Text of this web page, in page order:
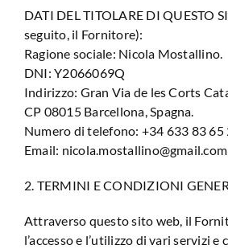
DATI DEL TITOLARE DI QUESTO
seguito, il Fornitore):
Ragione sociale: Nicola Mostallino.
DNI: Y2066069Q
Indirizzo: Gran Via de les Corts
CP 08015 Barcellona, ​​​​Spagna.
Numero di telefono: +34 633 83 65
Email: nicola.mostallino@gmail.com
2. TERMINI E CONDIZIONI
Attraverso questo sito web, il
l’accesso e l’utilizzo di vari servizi e